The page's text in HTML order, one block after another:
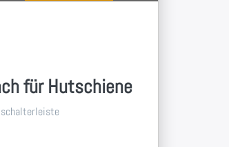
für Hutschiene